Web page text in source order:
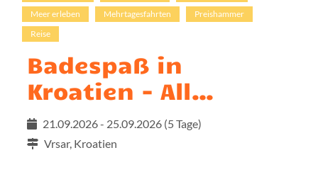
Meer erleben
Mehrtagesfahrten
Preishammer
Reise
Badespaß in
Kroatien - All
inklusive
21.09.2026 - 25.09.2026 (5 Tage)
Vrsar, Kroatien